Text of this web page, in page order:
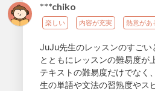
***chiko
楽しい 内容が充実 熱意があ
JuJu先生のレッスンのすごい
とともにレッスンの難易度が
テキストの難易度だけでなく
生の単語や文法の習熟度やス